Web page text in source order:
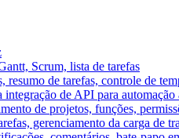
Scrum, lista de tarefas
resumo de tarefas, controle de
de API para automação
de projetos, funções,
gerenciamento da carga de